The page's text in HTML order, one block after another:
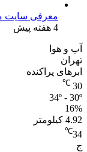
معرفی سایت
4 هفته پیش
آب و هوا
تهران
ابرهای پراکنده
30
℃
34º - 30º
16%
4.92 کیلومتر
34
℃
ج